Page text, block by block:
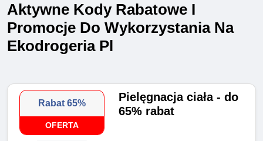
Aktywne Kody Rabatowe I
Promocje Do Wykorzystania Na
Ekodrogeria Pl
Rabat 65%
OFERTA
Pielęgnacja ciała - do
65% rabat